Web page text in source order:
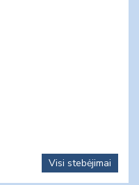
Visi stebėjimai